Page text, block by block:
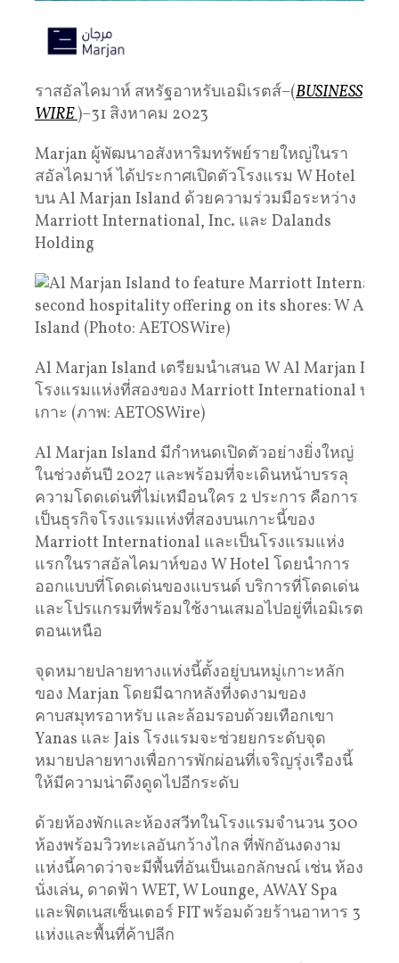
ราสอัลไคมาห์ สหรัฐอาหรับเอมิเรตส์–(BUSINESS
WIRE)–31 สิงหาคม 2023
Marjan ผู้พัฒนาอสังหาริมทรัพย์รายใหญ่ในรา
สอัลไคมาห์ ได้ประกาศเปิดตัวโรงแรม W Hotel
บน Al Marjan Island ด้วยความร่วมมือระหว่าง
Marriott International, Inc. และ Dalands
Holding
Al Marjan Island เตรียมนำเสนอ W Al Marjan
โรงแรมแห่งที่สองของ Marriott International บนช
เกาะ (ภาพ: AETOSWire)
Al Marjan Island มีกำหนดเปิดตัวอย่างยิ่งใหญ่
ในช่วงต้นปี 2027 และพร้อมที่จะเดินหน้าบรรลุ
ความโดดเด่นที่ไม่เหมือนใคร 2 ประการ คือการ
เป็นธุรกิจโรงแรมแห่งที่สองบนเกาะนี้ของ
Marriott International และเป็นโรงแรมแห่ง
แรกในราสอัลไคมาห์ของ W Hotel โดยนำการ
ออกแบบที่โดดเด่นของแบรนด์ บริการที่โดดเด่น
และโปรแกรมที่พร้อมใช้งานเสมอไปอยู่ที่เอมิเรต
ตอนเหนือ
จุดหมายปลายทางแห่งนี้ตั้งอยู่บนหมู่เกาะหลัก
ของ Marjan โดยมีฉากหลังที่งดงามของ
คาบสมุทรอาหรับ และล้อมรอบด้วยเทือกเขา
Yanas และ Jais โรงแรมจะช่วยยกระดับจุด
หมายปลายทางเพื่อการพักผ่อนที่เจริญรุ่งเรืองนี้
ให้มีความน่าดึงดูดไปอีกระดับ
ด้วยห้องพักและห้องสวีทในโรงแรมจำนวน 300
ห้องพร้อมวิวทะเลอันกว้างไกล ที่พักอันงดงาม
แห่งนี้คาดว่าจะมีพื้นที่อันเป็นเอกลักษณ์ เช่น ห้อง
นั่งเล่น, ดาดฟ้า WET, W Lounge, AWAY Spa
และฟิตเนสเซ็นเตอร์ FIT พร้อมด้วยร้านอาหาร 3
แห่งและพื้นที่ค้าปลีก